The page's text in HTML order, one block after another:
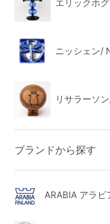
エリックホ
ニッシェン/
リサラーソ
ブランドから探す
ARABIA アラビ